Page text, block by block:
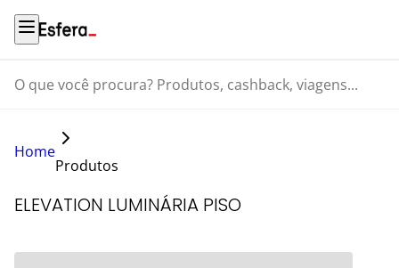
O que você procura? Produtos, cashback, viagens...
Home
Produtos
ELEVATION LUMINÁRIA PISO